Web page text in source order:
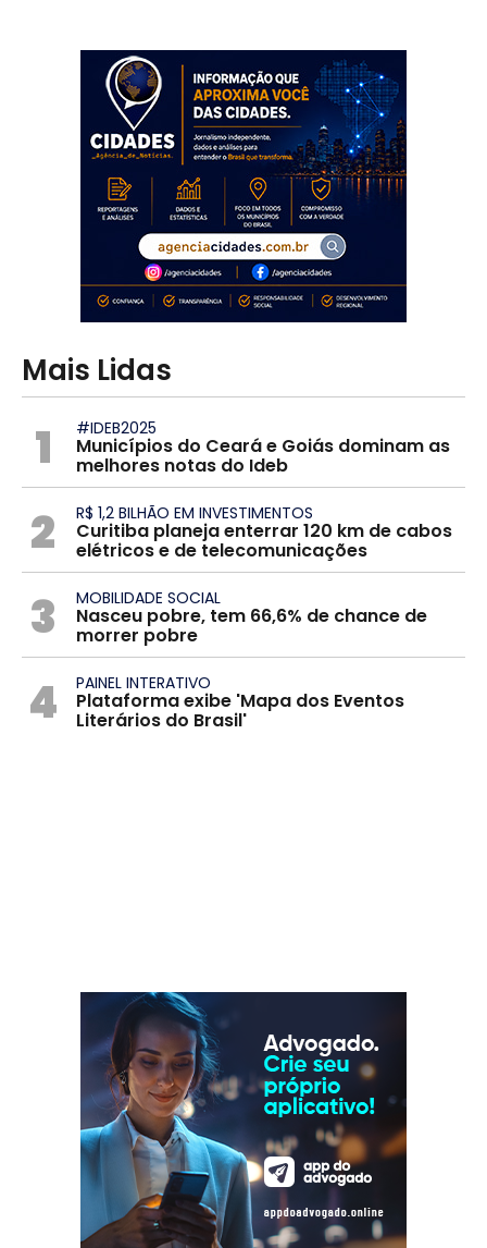
Mais Lidas
1 #IDEB2025
Municípios do Ceará e Goiás dominam as
melhores notas do Ideb
2 R$ 1,2 BILHÃO EM INVESTIMENTOS
Curitiba planeja enterrar 120 km de cabos
elétricos e de telecomunicações
3 MOBILIDADE SOCIAL
Nasceu pobre, tem 66,6% de chance de
morrer pobre
4 PAINEL INTERATIVO
Plataforma exibe 'Mapa dos Eventos
Literários do Brasil'